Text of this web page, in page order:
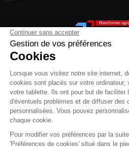
© 2026 Weproc.
Tous droits réservés.